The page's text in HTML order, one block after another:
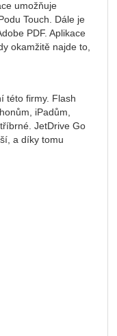
umožňuje
Touch. Dále je
PDF. Aplikace
okamžitě najde to,
této firmy. Flash
iPadům,
JetDrive Go
a díky tomu